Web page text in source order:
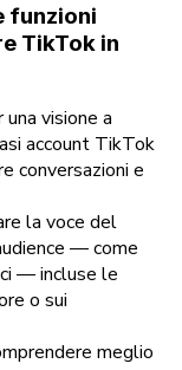
funzioni
TikTok in
una visione a
account TikTok
conversazioni e
la voce del
— come
— incluse le
o sui
meglio